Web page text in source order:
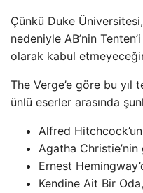
Çünkü Duke
nedeniyle AB’nin
olarak kabul
The Verge’e göre bu
ünlü eserler arasında
Alfred
Agatha
Ernest
Kendine Ait Bir